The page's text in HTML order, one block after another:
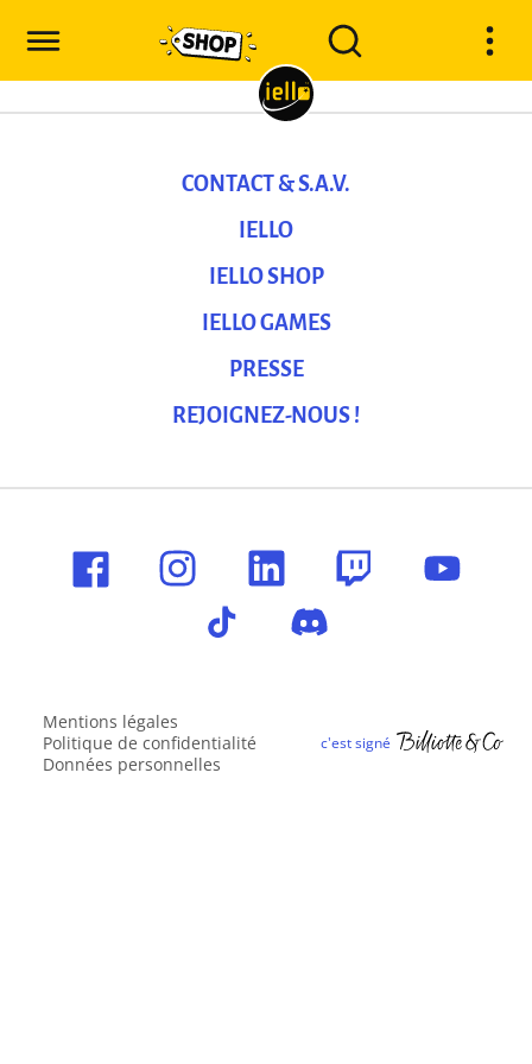
CONTACT & S.A.V.
IELLO
IELLO SHOP
IELLO GAMES
PRESSE
REJOIGNEZ-NOUS !
Mentions légales
Politique de confidentialité
Données personnelles